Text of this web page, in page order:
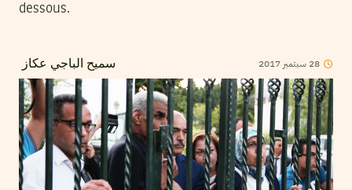
dessous.
سميح الباجي عكاز 28 سبتمبر 2017